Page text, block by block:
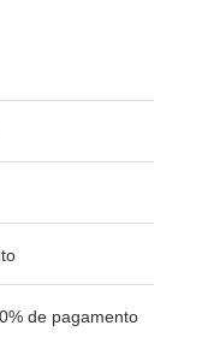
de pagamento